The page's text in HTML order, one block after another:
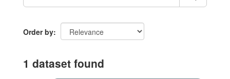
Order by
1 dataset found